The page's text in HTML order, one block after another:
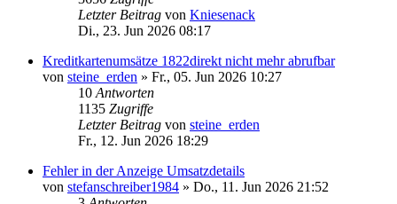
Letzter Beitrag von Kniesenack
Di., 23. Jun 2026 08:17
Kreditkartenumsätze 1822direkt nicht mehr abrufbar
von steine_erden » Fr., 05. Jun 2026 10:27
10 Antworten
1135 Zugriffe
Letzter Beitrag von steine_erden
Fr., 12. Jun 2026 18:29
Fehler in der Anzeige Umsatzdetails
von stefanschreiber1984 » Do., 11. Jun 2026 21:52